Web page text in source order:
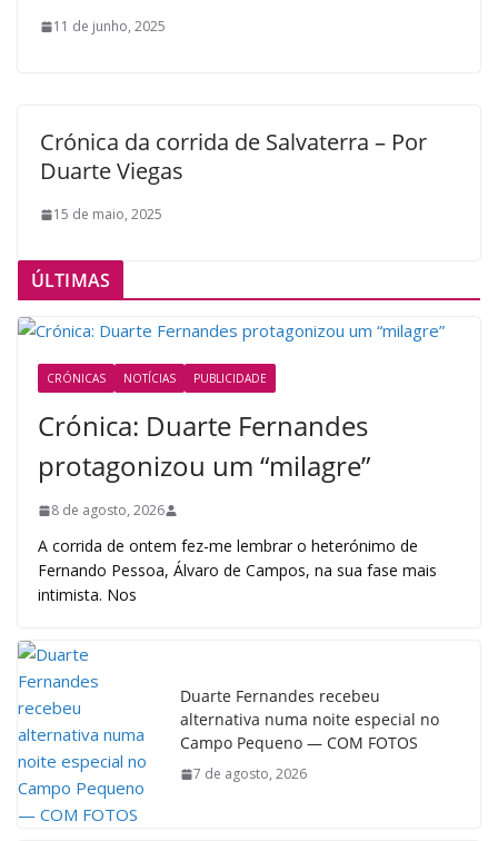
11 de junho, 2025
Crónica da corrida de Salvaterra – Por
Duarte Viegas
15 de maio, 2025
ÚLTIMAS
CRÓNICAS NOTÍCIAS PUBLICIDADE
Crónica: Duarte Fernandes
protagonizou um “milagre”
8 de agosto, 2026
A corrida de ontem fez-me lembrar o heterónimo de
Fernando Pessoa, Álvaro de Campos, na sua fase mais
intimista. Nos
Duarte Fernandes recebeu
alternativa numa noite especial no
Campo Pequeno — COM FOTOS
7 de agosto, 2026